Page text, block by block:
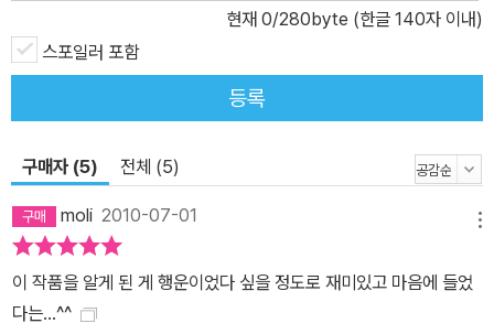
잘 적응하지 못하고 합숙 훈련에서 몰래 도망치거나 여자친구에게 정
신이 팔려 소중한 시합에 빠지는 위태로운 모습을 보인다. 2권에서 2
학년이 된 신지는 하나의 커다란 허들을 넘듯 다음 단계로 나아가는
선배의 뒤를 이어 주장이 되고, 통솔력을 발휘하여 부원들을 하나로
는 신지는 사춘기 소년답게 같은 부의 여학생에게 마음이 끌리기도
학년이 된 3권에서는 힘겨운 러닝 훈련과 체력 다지기 끝에 단거리경
주의 심오한 맛을 터득하며 한층 성숙해가는 신지의 모습이 그려진
다. 마침내 전국대회를 앞둔 최종예선에서 신지는 최상의 팀웍으로
이뤄진 세 명의 동료들과 함께 최고의 승부를 펼치기 위해 빛나는 트
현재 0/280byte (한글 140자 이내)
스포일러 포함
등록
구매자 (5) 전체 (5)
moli 2010-07-01
이 작품을 알게 된 게 행운이었다 싶을 정도로 재미있고 마음에 들었
다는...^^